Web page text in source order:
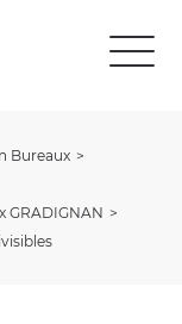
Bureaux
GRADIGNAN